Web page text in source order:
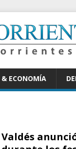
ECONOMÍA
Valdés